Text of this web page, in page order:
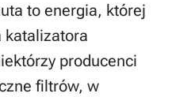
to energia, której
katalizatora
producenci
filtrów, w